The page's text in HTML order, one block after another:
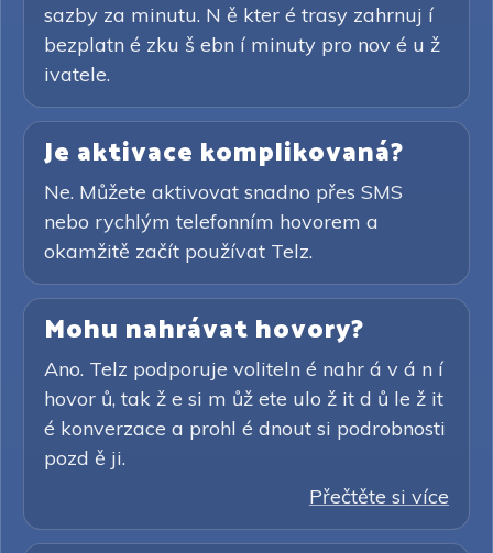
sazby za minutu. N ě kter é trasy zahrnuj í
bezplatn é zku š ebn í minuty pro nov é u ž
ivatele.
Je aktivace komplikovaná?
Ne. Můžete aktivovat snadno přes SMS
nebo rychlým telefonním hovorem a
okamžitě začít používat Telz.
Mohu nahrávat hovory?
Ano. Telz podporuje voliteln é nahr á v á n í
hovor ů, tak ž e si m ůž ete ulo ž it d ů le ž it
é konverzace a prohl é dnout si podrobnosti
pozd ě ji.
Přečtěte si více